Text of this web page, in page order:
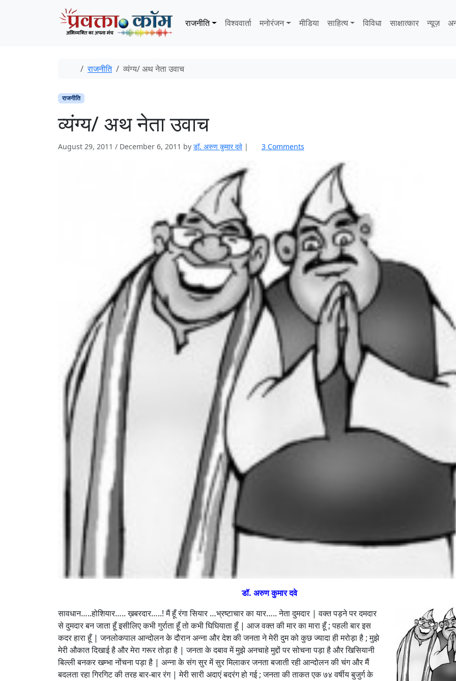
राजनीति
विश्ववार्ता मनोरंजन मीडिया साहित्‍य विविधा साक्षात्‍कार न्यूज़
Home
राजनीति व्यंग्य/ अथ नेता उवाच
राजनीति
व्यंग्य/ अथ नेता उवाच
August 29, 2011 / December 6, 2011 by डॉ. अरुण कुमार दवे | 3 Commentso
अ
थ
ने
ता
उ
वा
च
डॉ. अरुण कुमार दवे
सावधान…..होशियार….. ख़बरदार…..! मैं हूँ रंगा सियार …भ्रष्टाचार का यार….. नेता दुमदार | वक्त पड़ने पर दमदार
से दुमदार बन जाता हूँ इसीलिए कभी गुर्राता हूँ तो कभी घिघियाता हूँ | आज वक्त की मार का मारा हूँ ; पहली बार इस
कदर हारा हूँ | जनलोकपाल आन्दोलन के दौरान अन्ना और देश की जनता ने मेरी दुम को कुछ ज्यादा ही मरोड़ा है ; मुझे
मेरी औकात दिखाई है और मेरा गरूर तोड़ा है | जनता के दबाव में मुझे अनचाहे मुद्दों पर सोचना पड़ा है और खिसियानी
बिल्ली बनकर खम्भा नोंचना पड़ा है | अन्ना के संग सुर में सुर मिलाकर जनता बजाती रही आन्दोलन की चंग और मैं
बदलता रहा गिरगिट की तरह बार-बार रंग | मेरी सारी अदाएं बदरंग हो गई ; जनता की ताकत एक ७४ वर्षीय बुजुर्ग के